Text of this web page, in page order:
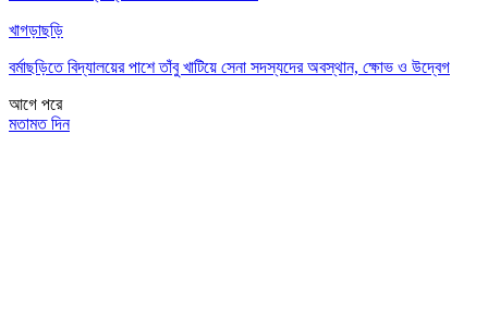
খাগড়াছড়ি
বর্মাছড়িতে বিদ্যালয়ের পাশে তাঁবু খাটিয়ে সেনা সদস্যদের অবস্থান, ক্ষোভ ও উদ্বেগ
আগে পরে
মতামত দিন